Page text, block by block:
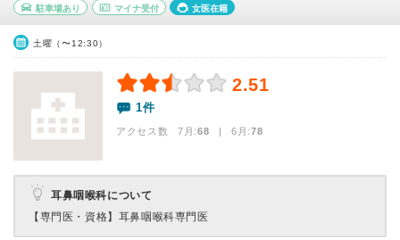
駐車場あり マイナ受付 女医在籍
土曜（〜12:30）
2.51
1件
アクセス数 7月:68 | 6月:78
耳鼻咽喉科について
【専門医・資格】 耳鼻咽喉科専門医